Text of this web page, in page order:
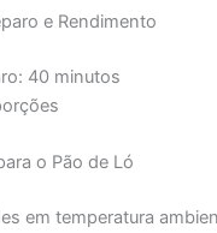
e Rendimento
40 minutos
o Pão de Ló
em temperatura